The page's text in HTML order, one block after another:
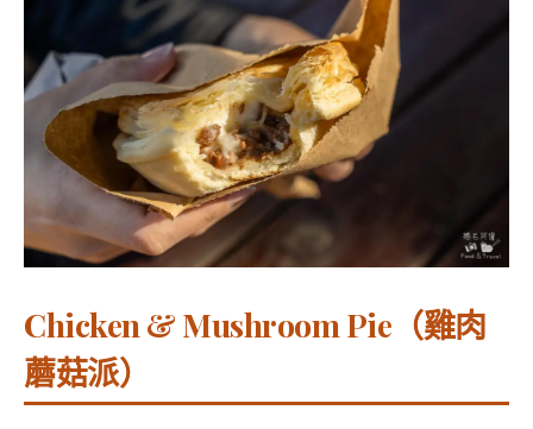
Chicken & Mushroom Pie（雞肉
蘑菇派）